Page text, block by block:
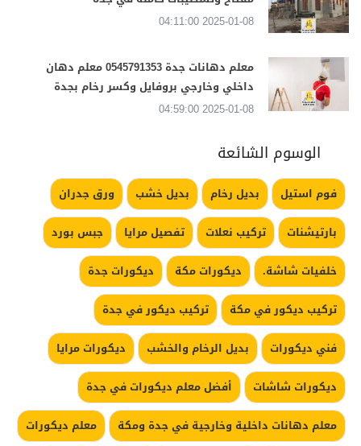
2025-01-08 04:11:00
معلم دهانات جدة 0545791353 معلم دهان
داخلي وخارجي بروفايل وكسر رخام بجدة
2025-01-08 04:59:00
الوسوم الشائعة
فوم استيل بديل رخام بديل خشب
ورق جدران
بارتيشنات
تركيب نعلات تفصيل مرايا
جبس بورد
خلفيات شاشة.
ديكورات مكة
ديكورات جدة
تركيب ديكور في مكة
تركيب ديكور في جدة
فني ديكورات
بديل الرخام والخشب
ديكورات مرايا
ديكورات شاشات
أفضل معلم ديكورات في جدة
معلم دهانات داخلية وخارجية في جدة ومكة
معلم ديكورات